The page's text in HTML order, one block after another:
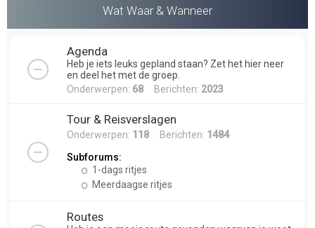
Wat Waar & Wanneer
Agenda
Heb je iets leuks gepland staan? Zet het hier neer
en deel het met de groep.
Onderwerpen: 68 Berichten: 2023
Tour & Reisverslagen
Onderwerpen: 118 Berichten: 1484
Subforums:
1-dags ritjes
Meerdaagse ritjes
Routes